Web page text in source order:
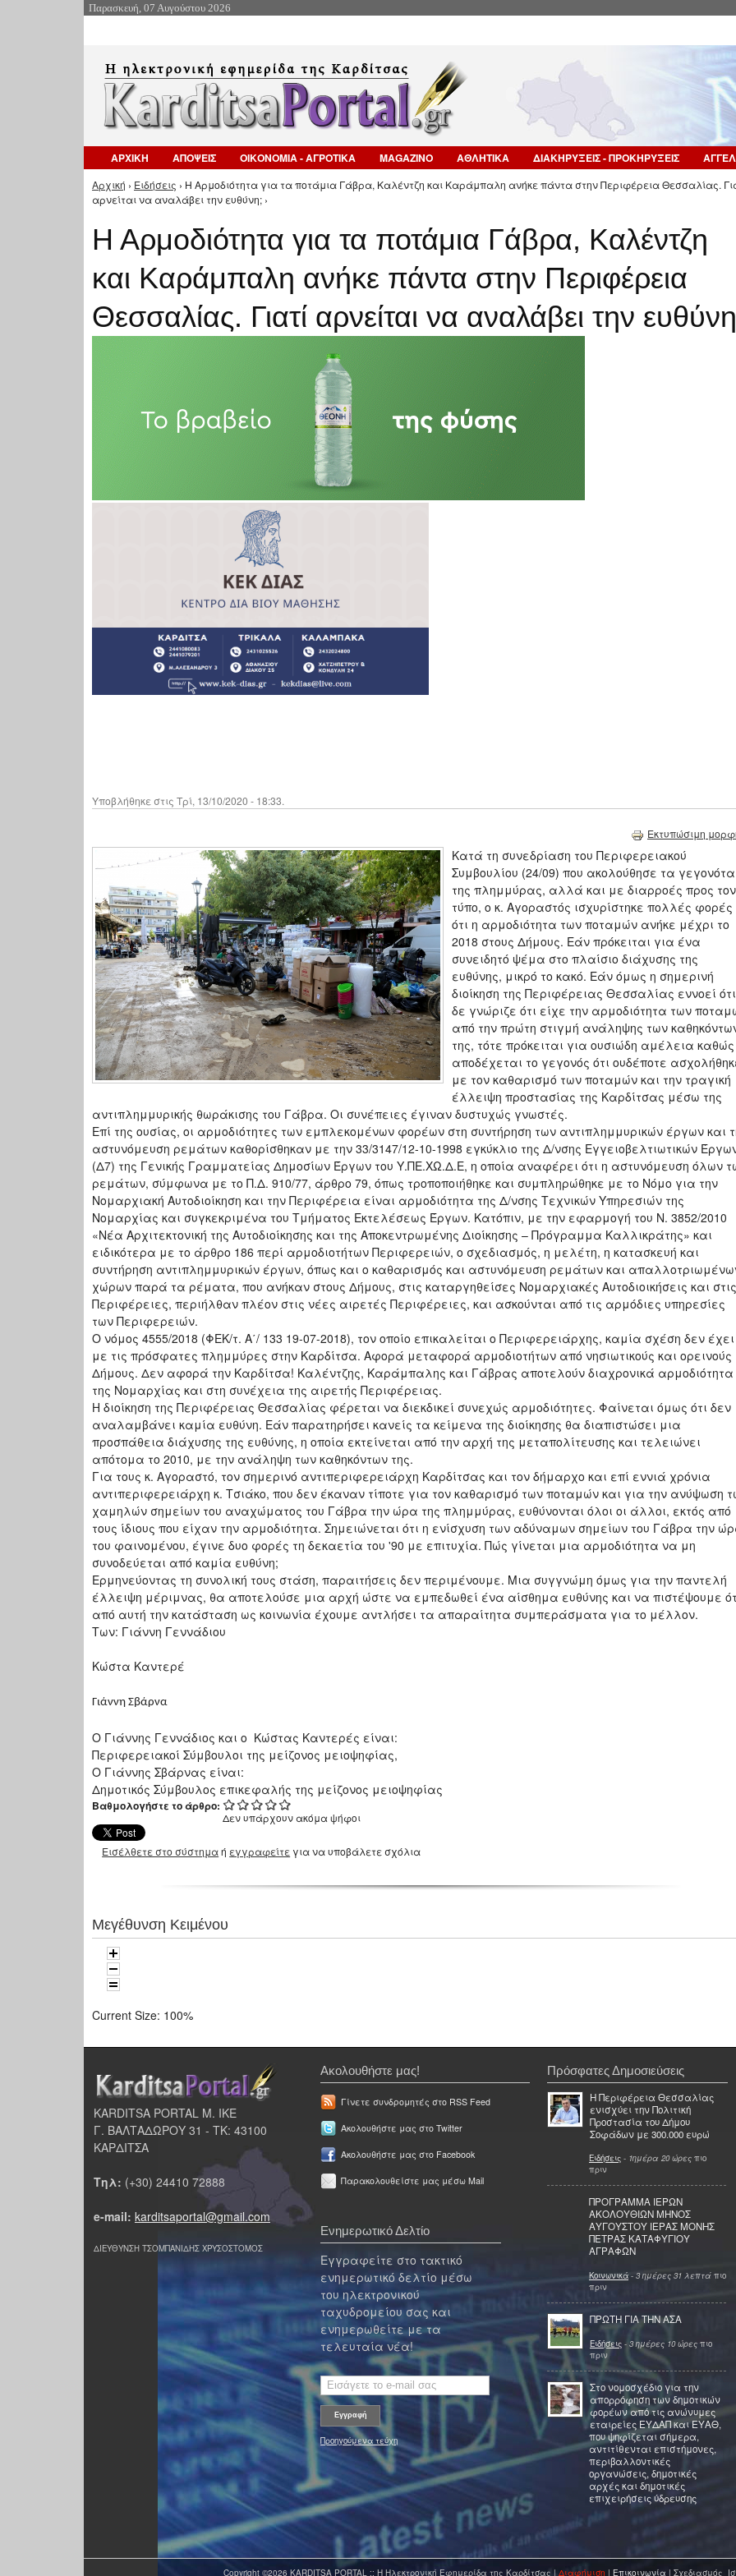
Παρασκευή, 07 Αυγούστου 2026
ΑΡΧΙΚΗ ΑΠΟΨΕΙΣ ΟΙΚΟΝΟΜΙΑ - ΑΓΡΟΤΙΚΑ MAGAZINO ΑΘΛΗΤΙΚΑ ΔΙΑΚΗΡΥΞΕΙΣ - ΠΡΟΚΗΡΥΞΕΙΣ
Είστε εδώ
Αρχική › Ειδήσεις › Η Αρμοδιότητα για τα ποτάμια Γάβρα, Καλέντζη και Καράμπαλη ανήκε πάντα στην Περιφέρεια Θεσσαλίας.
αρνείται να αναλάβει την ευθύνη; ›
Η Αρμοδιότητα για τα ποτάμια Γάβρα, Καλέντζη
και Καράμπαλη ανήκε πάντα στην Περιφέρεια
Θεσσαλίας. Γιατί αρνείται να αναλάβει την
Υποβλήθηκε στις Τρί, 13/10/2020 - 18:33.
Εκτυπώσιμη
Κατά τη συνεδρίαση του Περιφερειακού
Συμβουλίου (24/09) που ακολούθησε τα γεγονότα
της πλημμύρας, αλλά και με διαρροές προς τον
τύπο, ο κ. Αγοραστός ισχυρίστηκε πολλές φορές
ότι η αρμοδιότητα των ποταμών ανήκε μέχρι το
2018 στους Δήμους. Εάν πρόκειται για ένα
συνειδητό ψέμα στο πλαίσιο διάχυσης της
ευθύνης, μικρό το κακό. Εάν όμως η σημερινή
διοίκηση της Περιφέρειας Θεσσαλίας εννοεί ότι
δε γνώριζε ότι είχε την αρμοδιότητα των
από την πρώτη στιγμή ανάληψης των
της, τότε πρόκειται για ουσιώδη αμέλεια καθώς
αποδέχεται το γεγονός ότι ουδέποτε
με τον καθαρισμό των ποταμών και την τραγική
έλλειψη προστασίας της Καρδίτσας μέσω της
αντιπλημμυρικής θωράκισης του Γάβρα. Οι συνέπειες έγιναν δυστυχώς γνωστές.
Επί της ουσίας, οι αρμοδιότητες των εμπλεκομένων φορέων στη συντήρηση των αντιπλημμυρικών έργων και
αστυνόμευση ρεμάτων καθορίσθηκαν με την 33/3147/12-10-1998 εγκύκλιο της Δ/νσης Εγγειοβελτιωτικών
(Δ7) της Γενικής Γραμματείας Δημοσίων Έργων του Υ.ΠΕ.ΧΩ.Δ.Ε, η οποία αναφέρει ότι η αστυνόμευση όλων
ρεμάτων, σύμφωνα με το Π.Δ. 910/77, άρθρο 79, όπως τροποποιήθηκε και συμπληρώθηκε με το Νόμο για την
Νομαρχιακή Αυτοδιοίκηση και την Περιφέρεια είναι αρμοδιότητα της Δ/νσης Τεχνικών Υπηρεσιών της
Νομαρχίας και συγκεκριμένα του Τμήματος Εκτελέσεως Έργων. Κατόπιν, με την εφαρμογή του Ν. 3852/2010
«Νέα Αρχιτεκτονική της Αυτοδιοίκησης και της Αποκεντρωμένης Διοίκησης – Πρόγραμμα Καλλικράτης» και
ειδικότερα με το άρθρο 186 περί αρμοδιοτήτων Περιφερειών, ο σχεδιασμός, η μελέτη, η κατασκευή και
συντήρηση αντιπλημμυρικών έργων, όπως και ο καθαρισμός και αστυνόμευση ρεμάτων και
χώρων παρά τα ρέματα, που ανήκαν στους Δήμους, στις καταργηθείσες Νομαρχιακές Αυτοδιοικήσεις και στις
Περιφέρειες, περιήλθαν πλέον στις νέες αιρετές Περιφέρειες, και ασκούνται από τις αρμόδιες υπηρεσίες
των Περιφερειών.
Ο νόμος 4555/2018 (ΦΕΚ/τ. Α΄/ 133 19-07-2018), τον οποίο επικαλείται ο Περιφερειάρχης, καμία σχέση δεν έχει
με τις πρόσφατες πλημμύρες στην Καρδίτσα. Αφορά μεταφορά αρμοδιοτήτων από νησιωτικούς και ορεινούς
Δήμους. Δεν αφορά την Καρδίτσα! Καλέντζης, Καράμπαλης και Γάβρας αποτελούν διαχρονικά αρμοδιότητα
της Νομαρχίας και στη συνέχεια της αιρετής Περιφέρειας.
Η διοίκηση της Περιφέρειας Θεσσαλίας φέρεται να διεκδικεί συνεχώς αρμοδιότητες. Φαίνεται όμως ότι δεν
αναλαμβάνει καμία ευθύνη. Εάν παρατηρήσει κανείς τα κείμενα της διοίκησης θα διαπιστώσει μια
προσπάθεια διάχυσης της ευθύνης, η οποία εκτείνεται από την αρχή της μεταπολίτευσης και τελειώνει
απότομα το 2010, με την ανάληψη των καθηκόντων της.
Για τους κ. Αγοραστό, τον σημερινό αντιπεριφερειάρχη Καρδίτσας και τον δήμαρχο και επί εννιά χρόνια
αντιπεριφερειάρχη κ. Τσιάκο, που δεν έκαναν τίποτε για τον καθαρισμό των ποταμών και για την ανύψωση
χαμηλών σημείων του αναχώματος του Γάβρα την ώρα της πλημμύρας, ευθύνονται όλοι οι άλλοι, εκτός από
τους ίδιους που είχαν την αρμοδιότητα. Σημειώνεται ότι η ενίσχυση των αδύναμων σημείων του Γάβρα την
του φαινομένου, έγινε δυο φορές τη δεκαετία του '90 με επιτυχία. Πώς γίνεται μια αρμοδιότητα να μη
συνοδεύεται από καμία ευθύνη;
Ερμηνεύοντας τη συνολική τους στάση, παραιτήσεις δεν περιμένουμε. Μια συγγνώμη όμως για την παντελή
έλλειψη μέριμνας, θα αποτελούσε μια αρχή ώστε να εμπεδωθεί ένα αίσθημα ευθύνης και να πιστέψουμε
από αυτή την κατάσταση ως κοινωνία έχουμε αντλήσει τα απαραίτητα συμπεράσματα για το μέλλον.
Των: Γιάννη Γεννάδιου
Κώστα Καντερέ
Γιάννη Σβάρνα
Ο Γιάννης Γεννάδιος και ο Κώστας Καντερές είναι:
Περιφερειακοί Σύμβουλοι της μείζονος μειοψηφίας,
Ο Γιάννης Σβάρνας είναι:
Δημοτικός Σύμβουλος επικεφαλής της μείζονος μειοψηφίας
Βαθμολογήστε το άρθρο:
Δεν υπάρχουν ακόμα ψήφοι
Εισέλθετε στο σύστημαή εγγραφείτε για να υποβάλετε σχόλια
Μεγέθυνση Κειμένου
Current Size: 100%
KARDITSA PORTAL Μ. ΙΚΕ
Γ. ΒΑΛΤΑΔΩΡΟΥ 31 - ΤΚ: 43100
ΚΑΡΔΙΤΣΑ
Τηλ: (+30) 24410 72888
e-mail: karditsaportal@gmail.com
ΔΙΕΥΘΥΝΣΗ ΤΣΟΜΠΑΝΙΔΗΣ ΧΡΥΣΟΣΤΟΜΟΣ
Ακολουθήστε μας!
Γίνετε συνδρομητές στο RSS Feed
Ακολουθήστε μας στο Twitter
Ακολουθήστε μας στο Facebook
Παρακολουθείστε μας μέσω Mail
Ενημερωτικό Δελτίο
Εγγραφείτε στο τακτικό
ενημερωτικό δελτίο μέσω
του ηλεκτρονικού
ταχυδρομείου σας και
ενημερωθείτε με τα
τελευταία νέα!
Προηγούμενα τεύχη
Πρόσφατες Δημοσιεύσεις
Η Περιφέρεια Θεσσαλίας
ενισχύει την Πολιτική
Προστασία του Δήμου
Σοφάδων με 300.000 ευρώ
Ειδήσεις - 1ημέρα 20 ώρες πιο
πριν
ΠΡΟΓΡΑΜΜΑ ΙΕΡΩΝ
ΑΚΟΛΟΥΘΙΩΝ ΜΗΝΟΣ
ΑΥΓΟΥΣΤΟΥ ΙΕΡΑΣ ΜΟΝΗΣ
ΠΕΤΡΑΣ ΚΑΤΑΦΥΓΙΟΥ
ΑΓΡΑΦΩΝ
Κοινωνικά - 3 ημέρες 31 λεπτά πιο
πριν
ΠΡΩΤΗ ΓΙΑ ΤΗΝ ΑΣΑ
Ειδήσεις - 3 ημέρες 10 ώρες πιο
πριν
Στο νομοσχέδιο για την
απορρόφηση των δημοτικών
φορέων από τις ανώνυμες
εταιρείες ΕΥΔΑΠ και ΕΥΑΘ,
που ψηφίζεται σήμερα,
αντιτίθενται επιστήμονες,
περιβαλλοντικές
οργανώσεις, δημοτικές
αρχές και δημοτικές
επιχειρήσεις ύδρευσης
Copyright ©2026 KARDITSA PORTAL :: Η Ηλεκτρονική Εφημερίδα της Καρδίτσας | Διαφήμιση | Επικοινωνία | Σχεδιασμός